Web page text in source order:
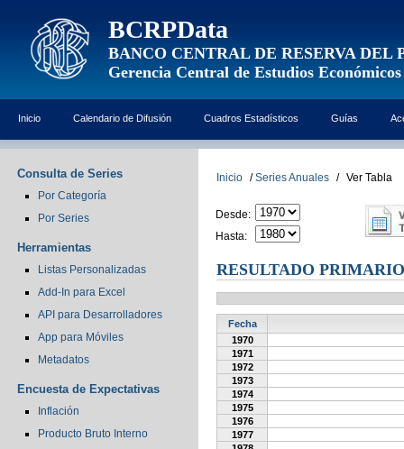
BCRPData
BANCO CENTRAL DE RESERVA DEL
Gerencia Central de Estudios Económicos
Inicio Calendario de Difusión Cuadros Estadísticos Guías
Consulta de Series
Por Categoría
Por Series
Herramientas
Listas Personalizadas
Add-In para Excel
API para Desarrolladores
App para Móviles
Metadatos
Encuesta de Expectativas
Inflación
Producto Bruto Interno
Inicio / Series Anuales / Ver Tabla
Desde:
Hasta:
RESULTADO PRIMARIO
Fecha
1970
1971
1972
1973
1974
1975
1976
1977